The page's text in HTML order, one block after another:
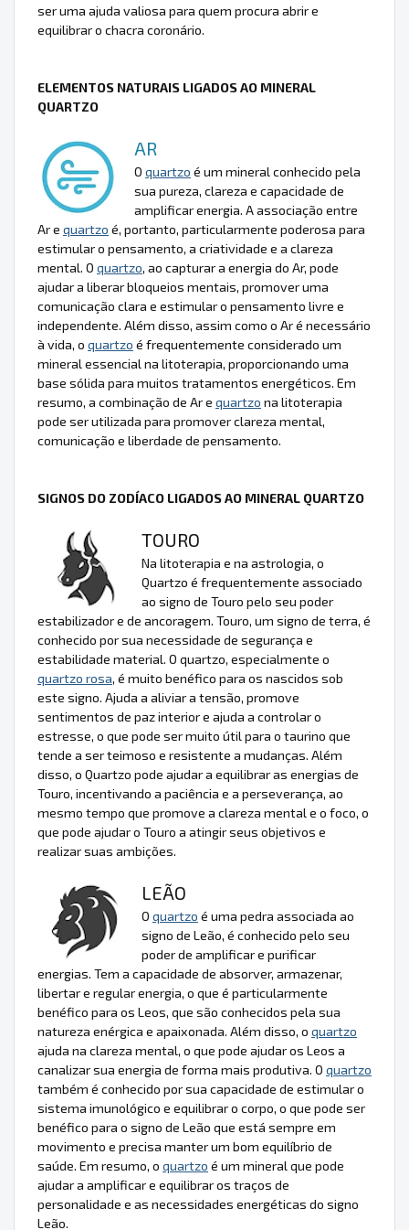
ser uma ajuda valiosa para quem procura abrir e
equilibrar o chacra coronário.
ELEMENTOS NATURAIS LIGADOS AO MINERAL
QUARTZO
AR
O quartzo é um mineral conhecido pela
sua pureza, clareza e capacidade de
amplificar energia. A associação entre
Ar e quartzo é, portanto, particularmente poderosa para
estimular o pensamento, a criatividade e a clareza
mental. O quartzo, ao capturar a energia do Ar, pode
ajudar a liberar bloqueios mentais, promover uma
comunicação clara e estimular o pensamento livre e
independente. Além disso, assim como o Ar é necessário
à vida, o quartzo é frequentemente considerado um
mineral essencial na litoterapia, proporcionando uma
base sólida para muitos tratamentos energéticos. Em
resumo, a combinação de Ar e quartzo na litoterapia
pode ser utilizada para promover clareza mental,
comunicação e liberdade de pensamento.
SIGNOS DO ZODÍACO LIGADOS AO MINERAL QUARTZO
TOURO
Na litoterapia e na astrologia, o
Quartzo é frequentemente associado
ao signo de Touro pelo seu poder
estabilizador e de ancoragem. Touro, um signo de terra, é
conhecido por sua necessidade de segurança e
estabilidade material. O quartzo, especialmente o
quartzo rosa, é muito benéfico para os nascidos sob
este signo. Ajuda a aliviar a tensão, promove
sentimentos de paz interior e ajuda a controlar o
estresse, o que pode ser muito útil para o taurino que
tende a ser teimoso e resistente a mudanças. Além
disso, o Quartzo pode ajudar a equilibrar as energias de
Touro, incentivando a paciência e a perseverança, ao
mesmo tempo que promove a clareza mental e o foco, o
que pode ajudar o Touro a atingir seus objetivos e
realizar suas ambições.
LEÃO
O quartzo é uma pedra associada ao
signo de Leão, é conhecido pelo seu
poder de amplificar e purificar
energias. Tem a capacidade de absorver, armazenar,
libertar e regular energia, o que é particularmente
benéfico para os Leos, que são conhecidos pela sua
natureza enérgica e apaixonada. Além disso, o quartzo
ajuda na clareza mental, o que pode ajudar os Leos a
canalizar sua energia de forma mais produtiva. O quartzo
também é conhecido por sua capacidade de estimular o
sistema imunológico e equilibrar o corpo, o que pode ser
benéfico para o signo de Leão que está sempre em
movimento e precisa manter um bom equilíbrio de
saúde. Em resumo, o quartzo é um mineral que pode
ajudar a amplificar e equilibrar os traços de
personalidade e as necessidades energéticas do signo
Leão.